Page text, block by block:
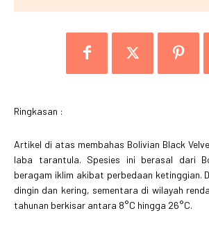
Ringkasan :
Artikel di atas membahas Bolivian Black
laba tarantula. Spesies ini berasal dari
beragam iklim akibat perbedaan ketinggian.
dingin dan kering, sementara di wilayah
tahunan berkisar antara 8°C hingga 26°C.